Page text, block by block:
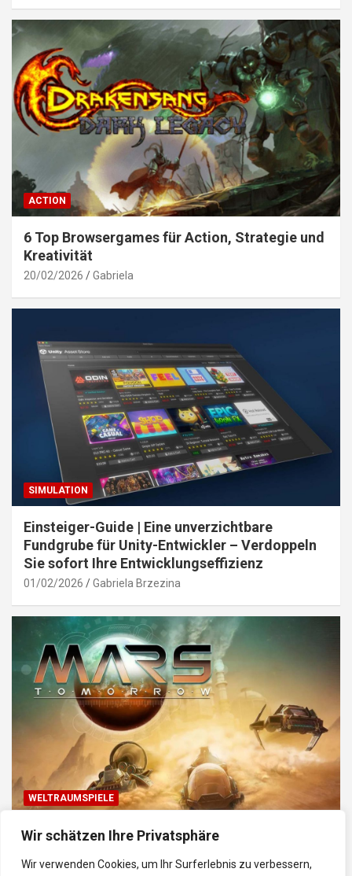
Wir schätzen Ihre Privatsphäre
Wir verwenden Cookies, um Ihr Surferlebnis zu verbessern,
ACTION
6 Top Browsergames für Action, Strategie und
Kreativität
20/02/2026 Gabriela
SIMULATION
Einsteiger-Guide | Eine unverzichtbare
Fundgrube für Unity-Entwickler – Verdoppeln
Sie sofort Ihre Entwicklungseffizienz
01/02/2026 Gabriela Brzezina
WELTRAUMSPIELE
Top Weltraum-Browser-Spiele: Erkunde, baue